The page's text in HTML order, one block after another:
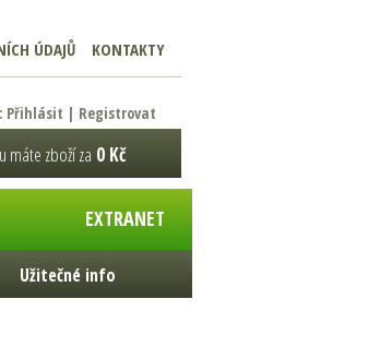
ÚDAJŮ KONTAKTY
Přihlásit | Registrovat
máte zboží za 0 Kč
EXTRANET
Užitečné info